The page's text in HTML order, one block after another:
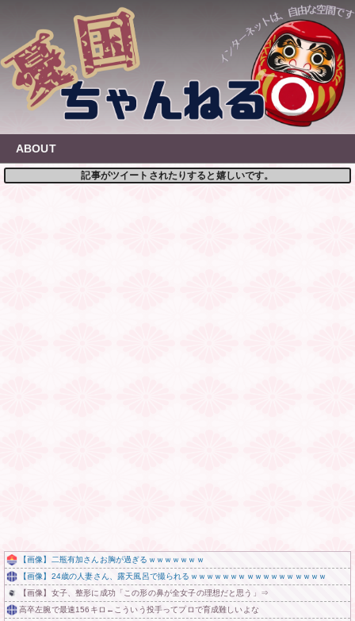
content
ABOUT
記事がツイートされたりすると嬉しいです。
【画像】二瓶有加さんお胸が過ぎるｗｗｗｗｗｗｗ
【画像】24歳の人妻さん、露天風呂で撮られるｗｗｗｗｗｗｗｗｗｗｗｗｗｗｗｗｗ
【画像】女子、整形に成功「この形の鼻が全女子の理想だと思う」⇒
高卒左腕で最速156キロ←こういう投手ってプロで育成難しいよな